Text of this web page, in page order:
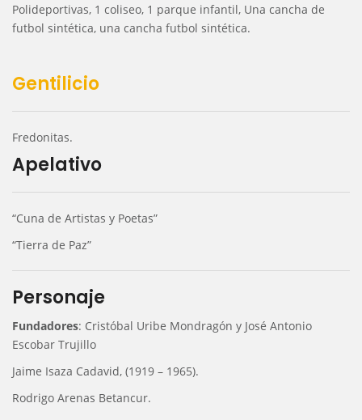
Polideportivas, 1 coliseo, 1 parque infantil, Una cancha de
futbol sintética, una cancha futbol sintética.
Gentilicio
Fredonitas.
Apelativo
“Cuna de Artistas y Poetas”
“Tierra de Paz”
Personaje
Fundadores: Cristóbal Uribe Mondragón y José Antonio
Escobar Trujillo
Jaime Isaza Cadavid, (1919 – 1965).
Rodrigo Arenas Betancur.